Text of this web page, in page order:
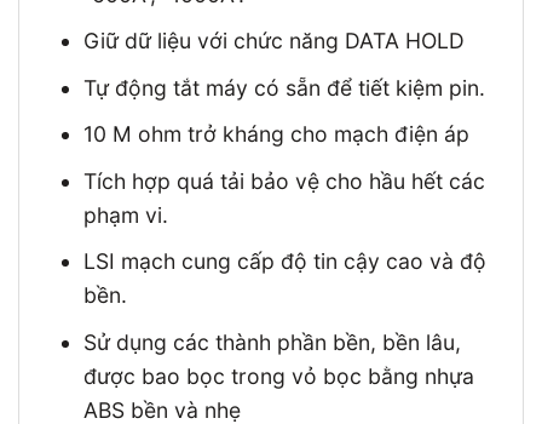
Giữ dữ liệu với chức năng DATA HOLD
Tự động tắt máy có sẵn để tiết kiệm pin.
10 M ohm trở kháng cho mạch điện áp
Tích hợp quá tải bảo vệ cho hầu hết các
phạm vi.
LSI mạch cung cấp độ tin cậy cao và độ
bền.
Sử dụng các thành phần bền, bền lâu,
được bao bọc trong vỏ bọc bằng nhựa
ABS bền và nhẹ